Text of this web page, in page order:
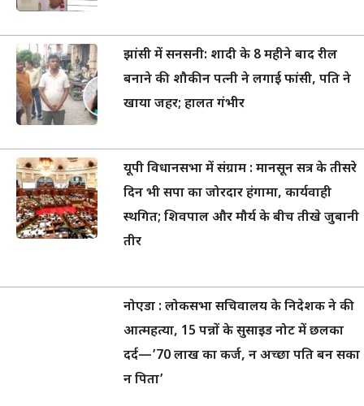
झांसी में सनसनी: शादी के 8 महीने बाद रील
बनाने की शौकीन पत्नी ने लगाई फांसी, पति ने
खाया जहर; हालत गंभीर
यूपी विधानसभा में संग्राम : मानसून सत्र के तीसरे
दिन भी सपा का जोरदार हंगामा, कार्यवाही
स्थगित; शिवपाल और मौर्य के बीच तीखे जुबानी
तीर
नोएडा : लोकसभा सचिवालय के निदेशक ने की
आत्महत्या, 15 पन्नों के सुसाइड नोट में छलका
दर्द—’70 लाख का कर्ज, न अच्छा पति बन सका
न पिता’